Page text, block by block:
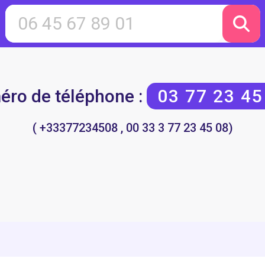
de téléphone : 03 77 23
( +33377234508 , 00 33 3 77 23 45 08)